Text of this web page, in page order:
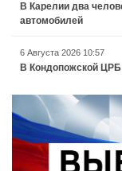
В Карелии два
автомобилей
6 Августа 2026 10:57
В Кондопожской